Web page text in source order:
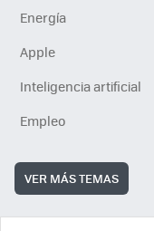
Energía
Apple
Inteligencia artificial
Empleo
VER MÁS TEMAS